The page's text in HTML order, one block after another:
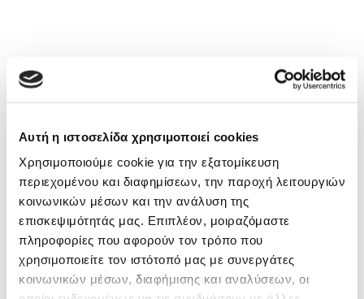
Αυτή η ιστοσελίδα χρησιμοποιεί cookies
Χρησιμοποιούμε cookie για την εξατομίκευση
περιεχομένου και διαφημίσεων, την παροχή λειτουργιών
κοινωνικών μέσων και την ανάλυση της
επισκεψιμότητάς μας. Επιπλέον, μοιραζόμαστε
πληροφορίες που αφορούν τον τρόπο που
χρησιμοποιείτε τον ιστότοπό μας με συνεργάτες
κοινωνικών μέσων, διαφήμισης και αναλύσεων, οι